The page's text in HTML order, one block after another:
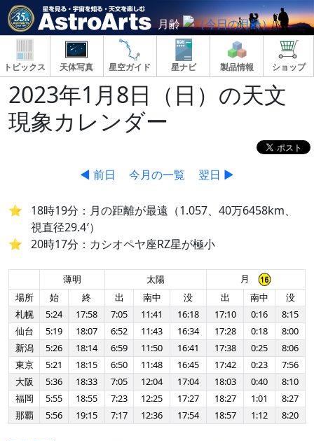
月齢
トピックス 天体写真 星空ガイド 星ナビ 製品情報 ショップ
2023年1月8日（日）の天文
現象カレンダー
◀ 前日 今月の一覧 翌日 ▶
18時19分：月の距離が最遠（1.057、40万6458km、
視直径29.4′）
20時17分：カシオペヤ座RZ星が極小
薄明 太陽
月
場所
始 終 出 南中 没 出 南中
没
札幌
5:24 17:58 7:05 11:41 16:18 17:10 0:16
8:15
仙台
5:19 18:07 6:52 11:43 16:34 17:28 0:18
8:00
新潟
5:26 18:14 6:59 11:50 16:41 17:38 0:25
8:06
東京
5:21 18:15 6:50 11:48 16:45 17:42 0:23
7:56
大阪
5:36 18:33 7:05 12:04 17:04 18:03 0:40
8:10
福岡
5:55 18:55 7:23 12:25 17:27 18:27 1:01
8:27
那覇
5:56 19:15 7:17 12:36 17:54 18:57 1:12 8:20